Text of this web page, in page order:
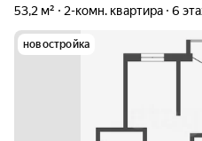
53,2 м² 2-комн. квартира 6
новостройка